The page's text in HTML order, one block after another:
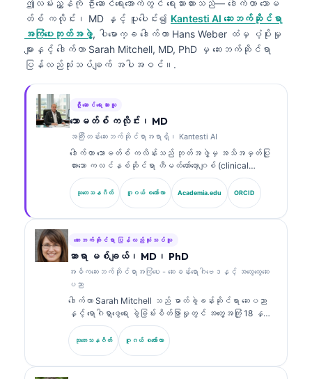
ဤလမ်းညွှန်ကို ဦးဆောင်ရေးအောက်တွင် ရေးသားထားသည်— ဒေါက်တာ သောမ
တ်စ် ကလိုင်း၊ MD နှင့် ပူးပေါင်း၍ Kantesti AI ဆေးဘက်ဆိုင်ရာ
အကြံပေးဘုတ်အဖွဲ့, ပါမောက္ခ ဒေါက်တာ Hans Weber ထံမှ ပံ့ပိုးမှု
များနှင့် ဒေါက်တာ Sarah Mitchell, MD, PhD မှ ဆေးဘက်ဆိုင်ရာ
ပြန်လည်သုံးသပ်ချက် အပါအဝင်။.
ဦးဆောင်ရေးသားသူ
သောမတ်စ် ကလိုင်း၊ MD
အကြီးတန်းဆေးဘက်ဆိုင်ရာအရာရှိ၊ Kantesti AI
ဒေါက်တာ သောမတ်စ် ကလိန်းသည် ဘုတ်အဖွဲ့မှ အသိအမှတ်ပြု
ထားသော ကလင်နစ်ဆိုင်ရာ ဟီမတ်တော်လော့ဂျစ် (clinical
hematologist) နှင့် အတွင်းလူနာဆိုင်ရာ ဆရာဝန်
(internist) ဖြစ်ပြီး ဓာတ်ခွဲခန်းဆိုင်ရာ ဆေးပညာနှင့် AI
အကူအညီဖြင့် ကလင်နစ်ဆိုင်ရာ ခွဲခြမ်းစိတ်ဖြာမှုတွင်
အဖြစ် သူသည် ပိုင်ဆိုင်မှုဆိုင်ရာ အာရုံကြောကွန်ရက်
(proprietary neural network) ၏ ဆေးဘက်ဆိုင်ရာ တိကျမှုကို
စောင့်ကြည့်ကြီးကြပ်ပေးသည်။ ဒေါက်တာ ကလိန်းသည် ဇီဝ
အမှတ်အသား (biomarker) အဓိပ္ပာယ်ဖော်ခြင်းနှင့်
ဓာတ်ခွဲခန်းဆိုင်ရာ ရောဂါရှာဖွေခြင်း (laboratory
diagnostics) တို့နှင့်ပတ်သက်၍ ဓာတ်ခွဲခန်းဆိုင်ရာ ဆေး
ပညာဆိုင်ရာ ခေါင်းစဉ်များအပေါ်တွင် အကြိမ်ကြိမ် ထုတ်ဝေခဲ့
သည်။.
သုတေသနဂိတ် ဂူဂယ် စကော်လာ Academia.edu ORCID
ဆေးဘက်ဆိုင်ရာ ပြန်လည်သုံးသပ်သူ
ဆာရာ မစ်ချယ်၊ MD၊ PhD
အဓိကဆေးဘက်ဆိုင်ရာအကြံပေး - ဆေးခန်းရောဂါဗေဒနှင့် အထွေထွေဆေး
ပညာ
ဒေါက်တာ Sarah Mitchell သည် ဓာတ်ခွဲခန်းဆိုင်ရာ ဆေးပညာ
နှင့် ရောဂါရှာဖွေရေး ခွဲခြမ်းစိတ်ဖြာမှုတွင် အတွေ့အကြုံ 18 နှစ်
ကျော်ရှိသော ဘုတ်အဖွဲ့မှ အသိအမှတ်ပြု ကလင်နစ် ပက်သော်လော်
ဂျစ် (clinical pathologist) ဖြစ်သည်။ သူမသည် clinical
chemistry တွင် အထူးပြု အသိအမှတ်ပြုလက်မှတ်များကို ကိုင်
သုတေသနဂိတ် ဂူဂယ် စကော်လာ